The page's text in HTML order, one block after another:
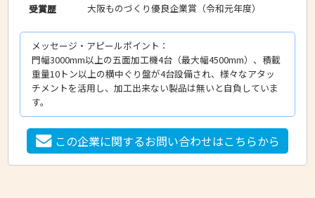
受賞歴
大阪ものづくり優良企業賞（令和元年度）
メッセージ・アピールポイント：
門幅3000mm以上の五面加工機4台（最大幅4500mm）、積載
重量10トン以上の横中ぐり盤が4台設備され、様々なアタッ
チメントを活用し、加工出来ない製品は無いと自負していま
す。
この企業に関するお問い合わせはこちらから